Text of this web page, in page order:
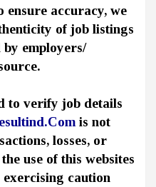
ensure accuracy, we
of job listings
employers/
to verify job details
is not
losses, or
use of this websites
exercising caution